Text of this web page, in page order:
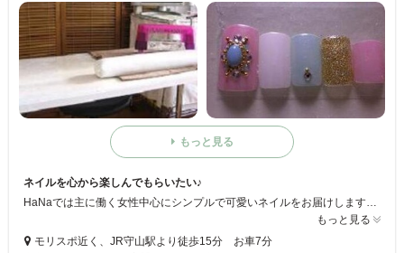
もっと見る
ネイルを心から楽しんでもらいたい♪
HaNaでは主に働く女性中心にシンプルで可愛いネイルをお届けします！ホームサロンなので、ゆったりとくつろぎながらネイルを楽しんでいただけます☆ぜひ当店にてジェルネイルの気持ちよさや、ネイル美容の素晴らしさを実感してください♪
もっと見る
モリスポ近く、JR守山駅より徒歩15分 お車7分